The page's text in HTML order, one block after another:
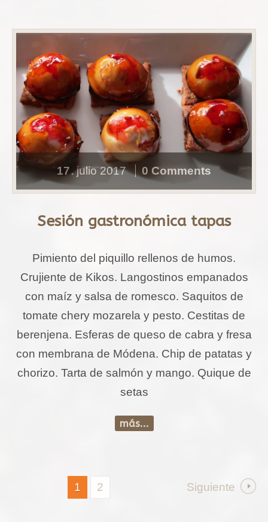
Sesión gastronómica tapas
17. julio 2017 0 Comments
Pimiento del piquillo rellenos de humos.
Crujiente de Kikos. Langostinos empanados
con maíz y salsa de romesco. Saquitos de
tomate chery mozarela y pesto. Cestitas de
berenjena. Esferas de queso de cabra y fresa
con membrana de Módena. Chip de patatas y
chorizo. Tarta de salmón y mango. Quique de
setas
más...
1 2 Siguiente